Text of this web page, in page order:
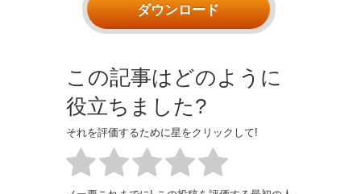
ダウンロード
この記事はどのように
役立ちました?
それを評価するために星をクリックして!